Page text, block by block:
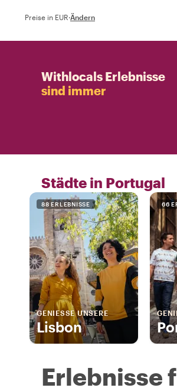
Preise in EUR·Ändern
Withlocals Erlebnisse
sind immer
Städte in Portugal
88 ERLEBNISSE
GENIESSE UNSERE
Lisbon
66
Erlebnisse